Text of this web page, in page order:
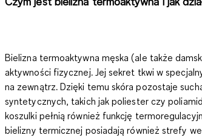
Bielizna termoaktywna męska (ale także
aktywności fizycznej. Jej sekret tkwi w
na zewnątrz. Dzięki temu skóra pozostaje
syntetycznych, takich jak poliester czy
koszulki pełnią również funkcję
bielizny termicznej posiadają również strefy